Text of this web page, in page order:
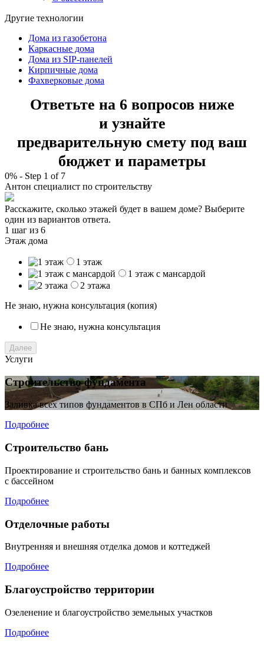
Другие технологии
Дома из газобетона
Каркасные дома
Дома из SIP-панелей
Кирпичные дома
Фахверковые дома
Ответьте на 6 вопросов ниже
и узнайте
предварительную смету под ваш
бюджет и параметры
0% - Step 1 of 7
Антон специалист по строительству
Расскажите, сколько этажей будет в вашем доме? Выберите
один из вариантов ответа.
1 шаг из 6
Этаж дома
1 этаж
1 этаж с мансардой
2 этажа
Не знаю, нужна консультация (копия)
Не знаю, нужна консультация
Далее
Услуги
Строительство фундамента
Заливка всех типов фундаментов в СПб и Лен области
Подробнее
Строительство бань
Проектирование и строительство бань и банных комплексов
с бассейном
Подробнее
Отделочные работы
Внутренняя и внешняя отделка домов и коттеджей
Подробнее
Благоустройство территории
Озеленение и благоустройство земельных участков
Подробнее